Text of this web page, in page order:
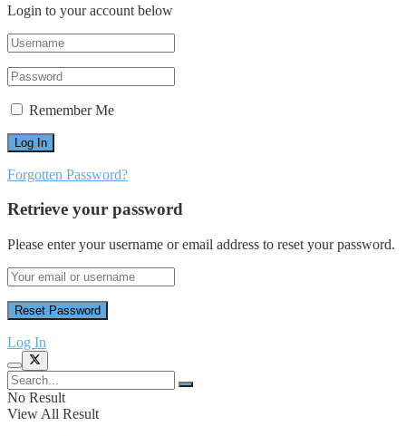
Login to your account below
Remember Me
Forgotten Password?
Retrieve your password
Please enter your username or email address to reset your password.
Log In
No Result
View All Result